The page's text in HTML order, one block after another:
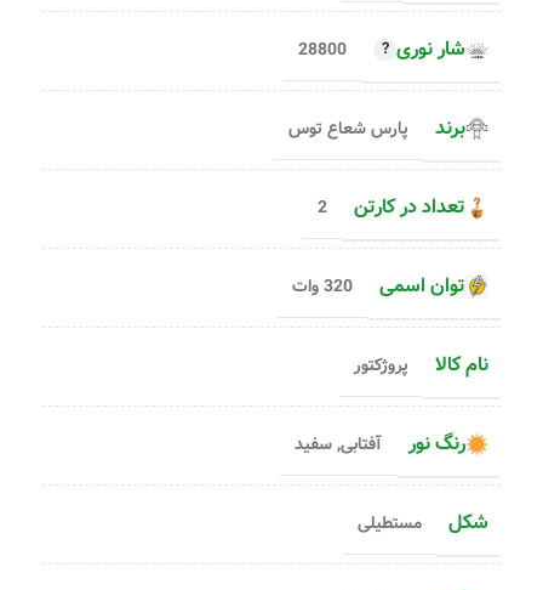
شار نوری 28800
برند پارس شعاع توس
تعداد در کارتن 2
توان اسمی 320 وات
نام کالا پروژکتور
رنگ نور آفتابی,سفید
شکل مستطیلی